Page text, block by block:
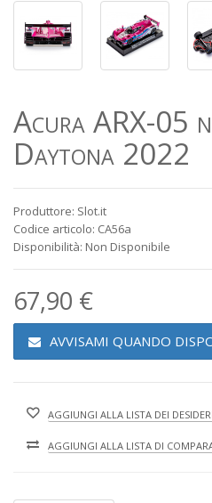
Acura ARX-05
Daytona 2022
Produttore: Slot.it
Codice articolo: CA56a
Disponibilità: Non Disponibile
67,90 €
AVVISAMI QUANDO
AGGIUNGI ALLA LISTA DEI DESIDERI
AGGIUNGI ALLA LISTA DI